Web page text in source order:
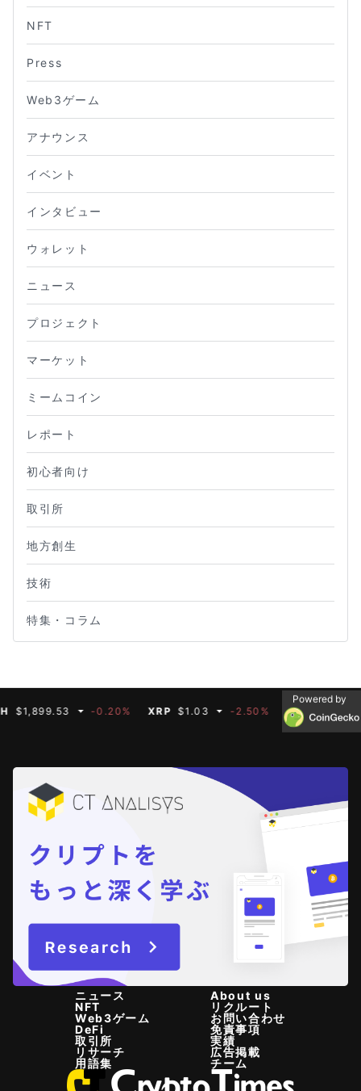
NFT
Press
Web3ゲーム
アナウンス
イベント
インタビュー
ウォレット
ニュース
プロジェクト
マーケット
ミームコイン
レポート
初心者向け
取引所
地方創生
技術
特集・コラム
-0.20% XRP $1.03 -2.50% BNB $591.35
Powered by
ニュース
NFT
Web3ゲーム
DeFi
取引所
リサーチ
用語集
About us
リクルート
お問い合わせ
免責事項
実績
広告掲載
チーム